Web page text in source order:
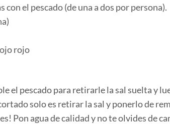
con el pescado (de una a dos por persona).
rojo
el pescado para retirarle la sal suelta y
solo es retirar la sal y ponerlo de
Pon agua de calidad y no te olvides de